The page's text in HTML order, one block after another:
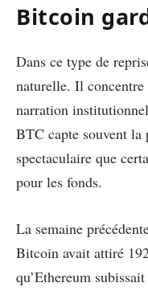
Bitcoin
Dans ce type de
naturelle. Il
narration
BTC capte souvent la
spectaculaire que
pour les fonds.
La semaine
Bitcoin avait attiré
qu’Ethereum